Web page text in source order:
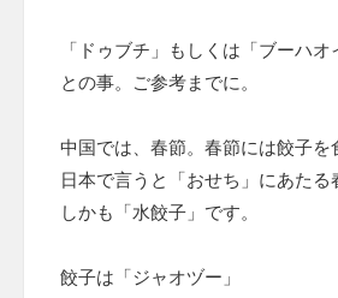
「ドゥブチ」もしくは「ブーハオ
との事。ご参考までに。
中国では、春節。春節には餃子を
日本で言うと「おせち」にあた
しかも「水餃子」です。
餃子は「ジャオヅー」